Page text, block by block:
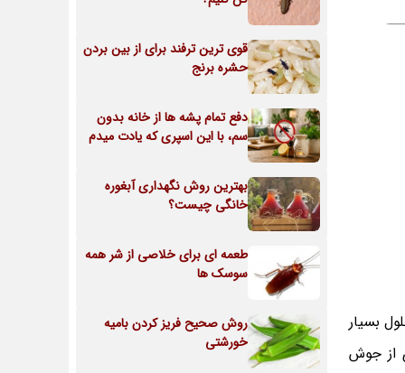
بسیار
از جوش
قوی ترین ترفند برای از بین بردن
حشره برنج
دفع تمام پشه ها از خانه بدون
سم، با این اسپری که یادت میدم
بهترین روش نگهداری آبغوره
خانگی چیست؟
طعمه ای برای خلاصی از شر همه
سوسک ها
روش صحیح فریز کردن بامیه
خورشتی